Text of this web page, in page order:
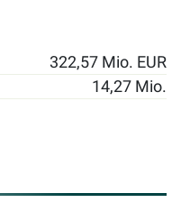
322,57 Mio. EUR
14,27 Mio.